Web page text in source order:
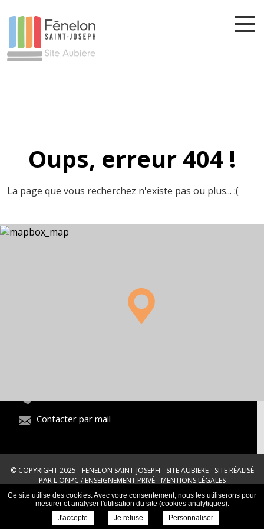
Oups, erreur 404 !
La page que vous recherchez n'existe pas ou plus... :(
Contacter par mail
© COPYRIGHT 2025 - FENELON SAINT-JOSEPH - SITE AUBIERE - SITE RÉALISÉ
PAR L'ONPC / ENSEIGNEMENT PRIVÉ- MENTIONS LÉGALES
Ce site utilise des cookies. Avec votre consentement, nous les utiliserons pour
mesurer et analyser l'utilisation du site (cookies analytiques).
J'accepte
Je refuse Personnaliser